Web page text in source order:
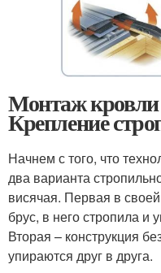
Монтаж
Крепление
Начнем с того, что
два варианта
висячая. Первая в
брус, в него стропила и
Вторая – конструкция
упираются друг в друга.